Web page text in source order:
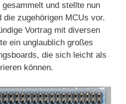
und stellte nun
die zugehörigen MCUs vor.
Vortrag mit diversen
ein unglaublich großes
die sich leicht als
können.